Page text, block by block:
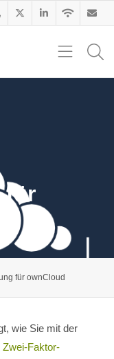
für
für ownCloud
wie Sie mit der
Zwei-Faktor-